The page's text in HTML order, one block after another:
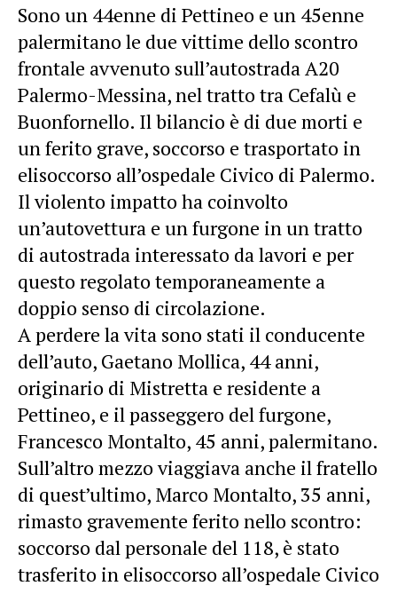
Sono un 44enne di Pettineo e un 45enne
palermitano le due vittime dello scontro
frontale avvenuto sull’autostrada A20
Palermo-Messina, nel tratto tra Cefalù e
Buonfornello. Il bilancio è di due morti e
un ferito grave, soccorso e trasportato in
elisoccorso all’ospedale Civico di Palermo.
Il violento impatto ha coinvolto
un’autovettura e un furgone in un tratto
di autostrada interessato da lavori e per
questo regolato temporaneamente a
doppio senso di circolazione.
A perdere la vita sono stati il conducente
dell’auto, Gaetano Mollica, 44 anni,
originario di Mistretta e residente a
Pettineo, e il passeggero del furgone,
Francesco Montalto, 45 anni, palermitano.
Sull’altro mezzo viaggiava anche il fratello
di quest’ultimo, Marco Montalto, 35 anni,
rimasto gravemente ferito nello scontro:
soccorso dal personale del 118, è stato
trasferito in elisoccorso all’ospedale Civico